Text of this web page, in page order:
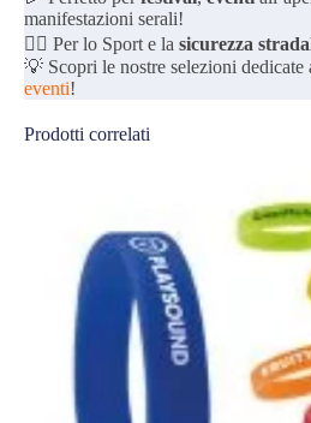
manifestazioni serali!
🚴‍♀️ Per lo Sport e la sicurezza
💡 Scopri le nostre selezioni dedicate
eventi!
Prodotti correlati